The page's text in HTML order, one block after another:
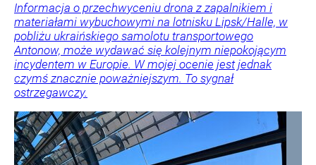
Informacja o przechwyceniu drona z zapalnikiem i
materiałami wybuchowymi na lotnisku Lipsk/Halle, w
pobliżu ukraińskiego samolotu transportowego
Antonow, może wydawać się kolejnym niepokojącym
incydentem w Europie. W mojej ocenie jest jednak
czymś znacznie poważniejszym. To sygnał
ostrzegawczy.